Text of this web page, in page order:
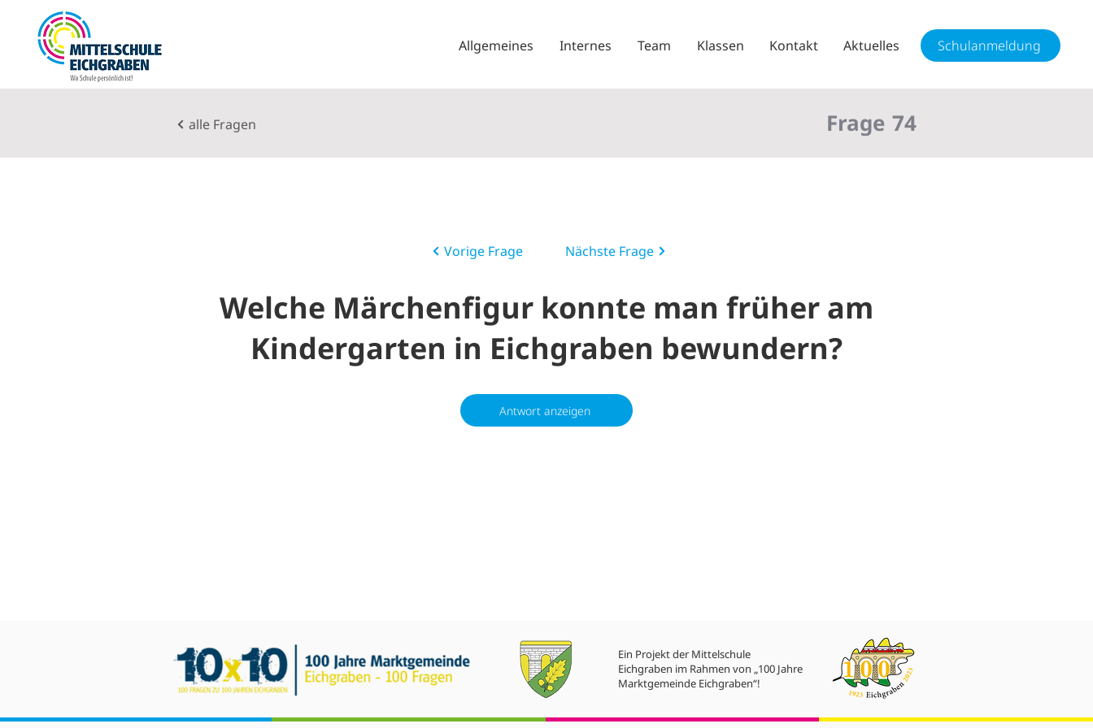
Allgemeines Internes Team Klassen Kontakt Aktuelles Schulanmeldung
alle Fragen Frage 74
Vorige Frage Nächste Frage
Welche Märchenfigur konnte man früher am
Kindergarten in Eichgraben bewundern?
Antwort anzeigen
Ein Projekt der Mittelschule
Eichgraben im Rahmen von „100 Jahre
Marktgemeinde Eichgraben“!